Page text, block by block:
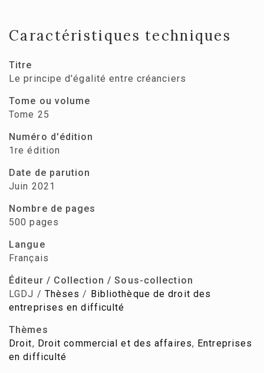
Caractéristiques techniques
Titre
Le principe d'égalité entre créanciers
Tome ou volume
Tome 25
Numéro d'édition
1re édition
Date de parution
Juin 2021
Nombre de pages
500 pages
Langue
Français
Éditeur / Collection / Sous-collection
LGDJ / Thèses / Bibliothèque de droit des
entreprises en difficulté
Thèmes
Droit, Droit commercial et des affaires, Entreprises
en difficulté